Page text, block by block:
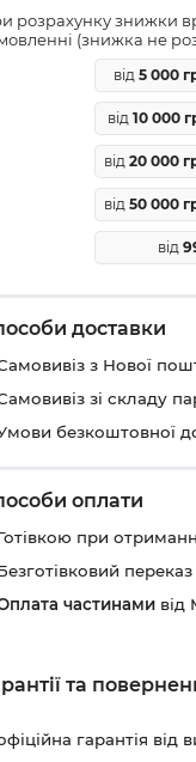
розрахунку знижки
(знижка не
від 5 000
від 10 000
від 20 000
від 50 000
від
доставки
з Нової
зі складу
безкоштовної
оплати
при
переказ
частинами від
та
гарантія від